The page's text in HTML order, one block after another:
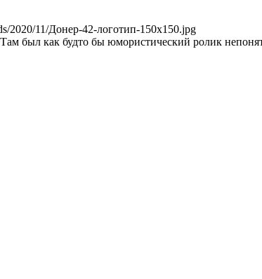
2020/11/Донер-42-логотип-150x150.jpg
был как будто бы юмористический ролик